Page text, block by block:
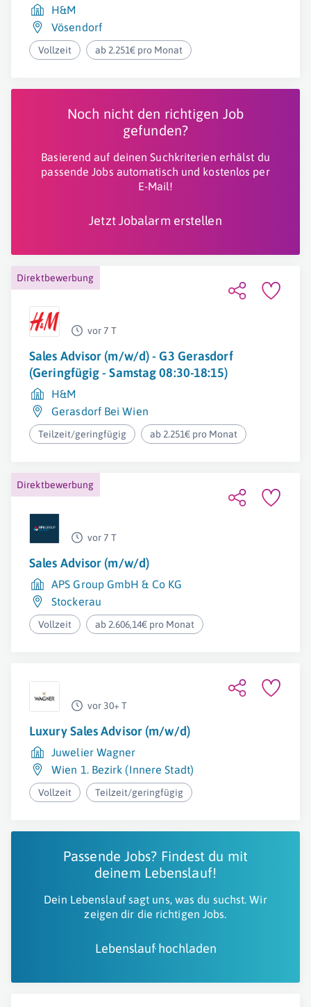
H&M
Vösendorf
Vollzeit ab 2.251€ pro Monat
Noch nicht den richtigen Job
gefunden?
Basierend auf deinen Suchkriterien erhälst du
passende Jobs automatisch und kostenlos per
E-Mail!
Jetzt Jobalarm erstellen
Direktbewerbung
vor 7 T
Sales Advisor (m/w/d) - G3 Gerasdorf
(Geringfügig - Samstag 08:30-18:15)
H&M
Gerasdorf Bei Wien
Teilzeit/geringfügig ab 2.251€ pro Monat
Direktbewerbung
vor 7 T
Sales Advisor (m/w/d)
APS Group GmbH & Co KG
Stockerau
Vollzeit ab 2.606,14€ pro Monat
vor 30+ T
Luxury Sales Advisor (m/w/d)
Juwelier Wagner
Wien 1. Bezirk (Innere Stadt)
Vollzeit Teilzeit/geringfügig
Passende Jobs? Findest du mit
deinem Lebenslauf!
Dein Lebenslauf sagt uns, was du suchst. Wir
zeigen dir die richtigen Jobs.
Lebenslauf hochladen